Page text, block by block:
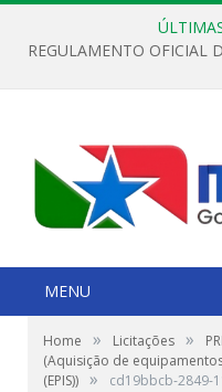
MENU
Home » Licitações »
(Aquisição de
(EPIS)) » cd19bbcb-2849-